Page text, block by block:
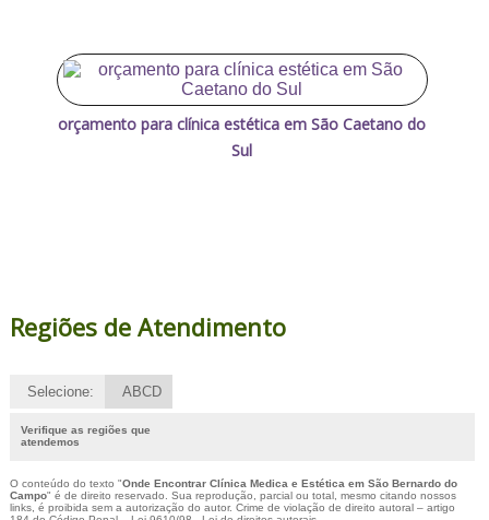
orçamento para clínica estética em São Caetano do
Sul
Regiões de Atendimento
Selecione: ABCD
Verifique as regiões que
atendemos
O conteúdo do texto "Onde Encontrar Clínica Medica e Estética em São Bernardo do
Campo" é de direito reservado. Sua reprodução, parcial ou total, mesmo citando nossos
links, é proibida sem a autorização do autor. Crime de violação de direito autoral – artigo